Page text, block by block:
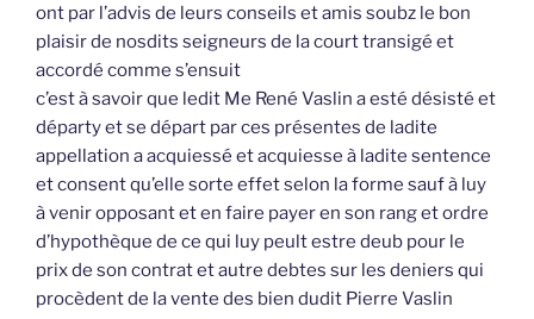
ont par l’advis de leurs conseils et amis soubz le bon
plaisir de nosdits seigneurs de la court transigé et
accordé comme s’ensuit
c’est à savoir que ledit Me René Vaslin a esté désisté et
départy et se départ par ces présentes de ladite
appellation a acquiessé et acquiesse à ladite sentence
et consent qu’elle sorte effet selon la forme sauf à luy
à venir opposant et en faire payer en son rang et ordre
d’hypothèque de ce qui luy peult estre deub pour le
prix de son contrat et autre debtes sur les deniers qui
procèdent de la vente des bien dudit Pierre Vaslin